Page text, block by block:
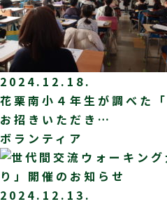
2024.12.18.
花栗南小４年生が調べた
お招きいただき…
ボランティア
2024.12.13.